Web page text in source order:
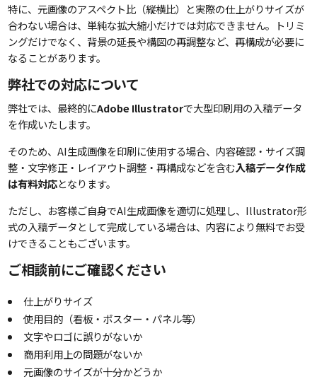
特に、元画像のアスペクト比（縦横比）と実際の仕上がりサイズが
合わない場合は、単純な拡大縮小だけでは対応できません。トリミ
ングだけでなく、背景の延長や構図の再調整など、再構成が必要に
なることがあります。
弊社での対応について
弊社では、最終的にAdobe Illustratorで大型印刷用の入稿データ
を作成いたします。
そのため、AI生成画像を印刷に使用する場合、内容確認・サイズ調
整・文字修正・レイアウト調整・再構成などを含む入稿データ作成
は有料対応となります。
ただし、お客様ご自身でAI生成画像を適切に処理し、Illustrator形
式の入稿データとして完成している場合は、内容により無料でお受
けできることもございます。
ご相談前にご確認ください
仕上がりサイズ
使用目的（看板・ポスター・パネル等）
文字やロゴに誤りがないか
商用利用上の問題がないか
元画像のサイズが十分かどうか